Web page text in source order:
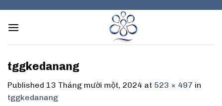
content
tggkedanang
Published 13 Tháng mười một, 2024 at 523 × 497 in
tggkedanang